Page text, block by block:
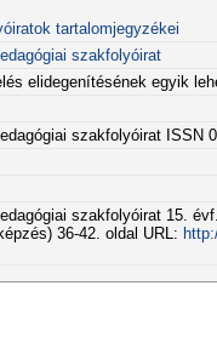
tartalomjegyzékei
szakfolyóirat
elidegenítésének egyik
szakfolyóirat ISSN
szakfolyóirat 15.
36-42. oldal URL: